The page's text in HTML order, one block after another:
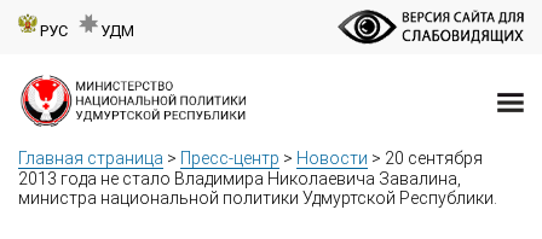
РУС УДМ
Главная страница > Пресс-центр > Новости > 20 сентября
2013 года не стало Владимира Николаевича Завалина,
министра национальной политики Удмуртской Республики.